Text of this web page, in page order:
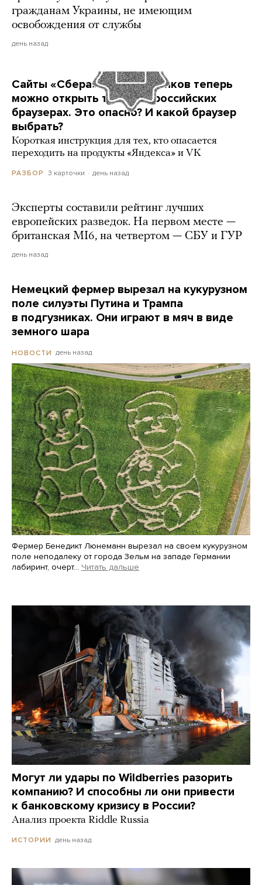
гражданам Украины, не имеющим
освобождения от службы
день назад
Сайты «Сбера» и других банков теперь
можно открыть только в российских
браузерах. Это опасно? И какой браузер
выбрать?
Короткая инструкция для тех, кто опасается
переходить на продукты «Яндекса» и VK
РАЗБОР 3 карточки день назад
Эксперты составили рейтинг лучших
европейских разведок. На первом месте —
британская MI6, на четвертом — СБУ и ГУР
день назад
Немецкий фермер вырезал на кукурузном
поле силуэты Путина и Трампа
в подгузниках. Они играют в мяч в виде
земного шара
НОВОСТИ день назад
Фермер Бенедикт Люнеманн вырезал на своем кукурузном
поле неподалеку от города Зельм на западе Германии
лабиринт, очерт… Читать дальше
Могут ли удары по Wildberries разорить
компанию? И способны ли они привести
к банковскому кризису в России?
Анализ проекта Riddle Russia
ИСТОРИИ день назад